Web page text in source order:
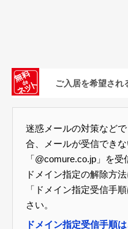
ご入居を希望され
迷惑メールの対策など
合、メールが受信できな
「@comure.co.jp」を受
ドメイン指定の解除方
「ドメイン指定受信手
さい。
ドメイン指定受信手順